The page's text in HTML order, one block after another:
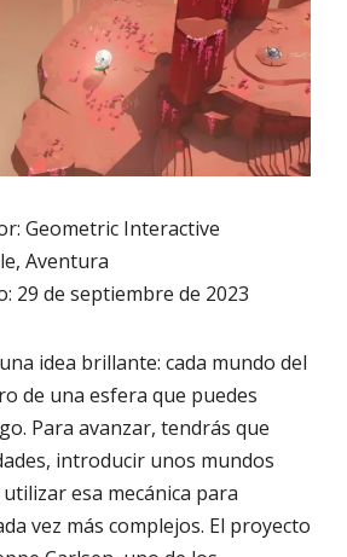
Geometric Interactive
Aventura
29 de septiembre de 2023
idea brillante: cada mundo del
de una esfera que puedes
Para avanzar, tendrás que
introducir unos mundos
esa mecánica para
vez más complejos. El proyecto